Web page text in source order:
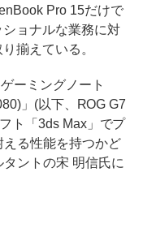
Pro 15だけで
ョナルな業務に対
揃えている。
ーミングノート
」(以下、ROG G7
ト「3ds Max」でプ
る性能を持つかど
ントの宋 明信氏に